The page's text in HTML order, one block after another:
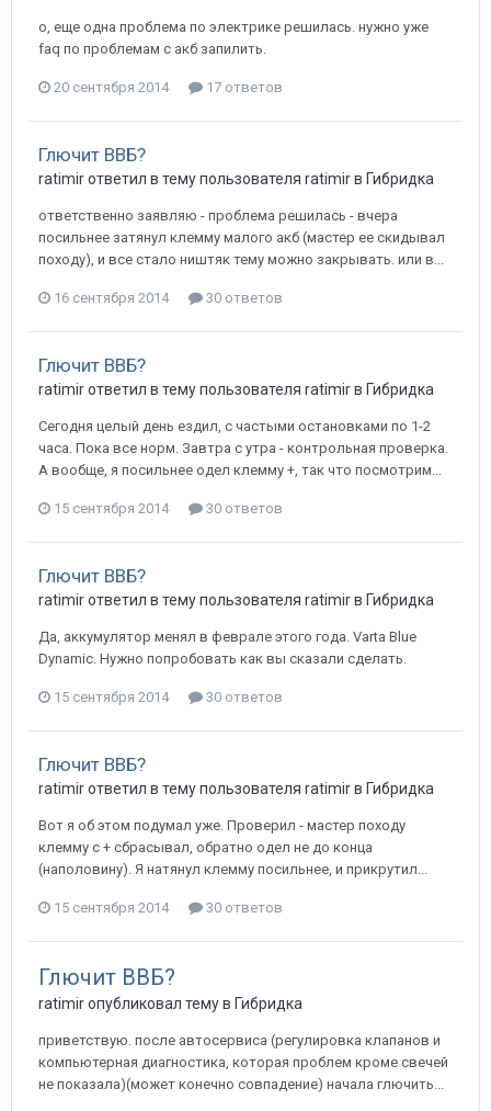
о, еще одна проблема по электрике решилась. нужно уже
faq по проблемам с акб запилить.
20 сентября 2014 17 ответов
Глючит ВВБ?
ratimirответил в тему пользователя ratimirв Гибридка
ответственно заявляю - проблема решилась - вчера
посильнее затянул клемму малого акб (мастер ее скидывал
походу), и все стало ништяк тему можно закрывать. или в...
16 сентября 2014 30 ответов
Глючит ВВБ?
ratimirответил в тему пользователя ratimirв Гибридка
Сегодня целый день ездил, с частыми остановками по 1-2
часа. Пока все норм. Завтра с утра - контрольная проверка.
А вообще, я посильнее одел клемму +, так что посмотрим...
15 сентября 2014 30 ответов
Глючит ВВБ?
ratimirответил в тему пользователя ratimirв Гибридка
Да, аккумулятор менял в феврале этого года. Varta Blue
Dynamic. Нужно попробовать как вы сказали сделать.
15 сентября 2014 30 ответов
Глючит ВВБ?
ratimirответил в тему пользователя ratimirв Гибридка
Вот я об этом подумал уже. Проверил - мастер походу
клемму с + сбрасывал, обратно одел не до конца
(наполовину). Я натянул клемму посильнее, и прикрутил...
15 сентября 2014 30 ответов
Глючит ВВБ?
ratimirопубликовал тему в Гибридка
приветствую. после автосервиса (регулировка клапанов и
компьютерная диагностика, которая проблем кроме свечей
не показала)(может конечно совпадение) начала глючить...